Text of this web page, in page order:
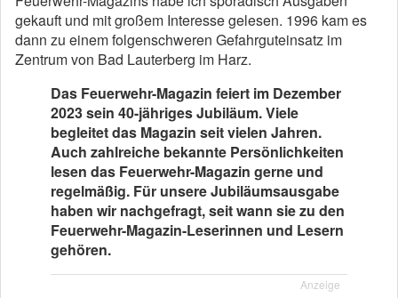
gekauft und mit großem Interesse gelesen. 1996 kam es
dann zu einem folgenschweren Gefahrguteinsatz im
Zentrum von Bad Lauterberg im Harz.
Das Feuerwehr-Magazin feiert im Dezember
2023 sein 40-jähriges Jubiläum. Viele
begleitet das Magazin seit vielen Jahren.
Auch zahlreiche bekannte Persönlichkeiten
lesen das Feuerwehr-Magazin gerne und
regelmäßig. Für unsere Jubiläumsausgabe
haben wir nachgefragt, seit wann sie zu den
Feuerwehr-Magazin-Leserinnen und Lesern
gehören.
Anzeige